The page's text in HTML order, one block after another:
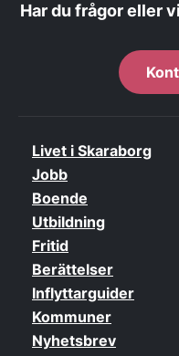
Har du frågor eller
Livet i Skaraborg
Jobb
Boende
Utbildning
Fritid
Berättelser
Inflyttarguider
Kommuner
Nyhetsbrev